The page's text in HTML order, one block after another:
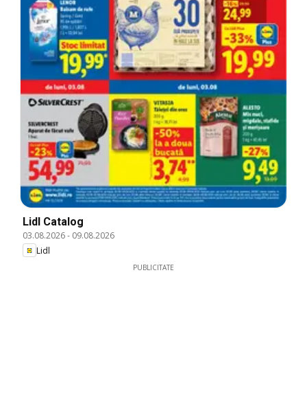
Lidl Catalog
03.08.2026- 09.08.2026
Lidl
PUBLICITATE